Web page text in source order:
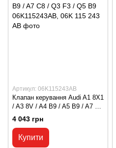
Артикул: 06K115243AB
Клапан керування Audi A1 8X1
/ A3 8V / A4 B9 / A5 B9 / A7 C8
/ Q3 F3 / Q5 B9 06K115243AB,
06K 115 243 AB
4 043 грн
Купити